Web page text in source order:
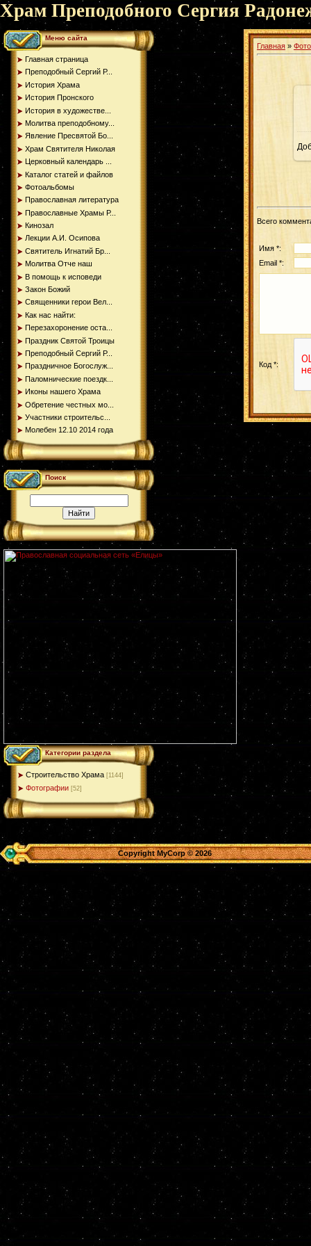
Храм Преподобного Сергия
Меню сайта
Главная страница
Преподобный Сергий Р...
История Храма
История Пронского
История в художестве...
Молитва преподобному...
Явление Пресвятой Бо...
Храм Святителя Николая
Церковный календарь ...
Каталог статей и файлов
Фотоальбомы
Православная литература
Православные Храмы Р...
Кинозал
Лекции А.И. Осипова
Святитель Игнатий Бр...
Молитва Отче наш
В помощь к исповеди
Закон Божий
Священники герои Вел...
Как нас найти:
Перезахоронение оста...
Праздник Святой Троицы
Преподобный Сергий Р...
Праздничное Богослуж...
Паломнические поездк...
Иконы нашего Храма
Обретение честных мо...
Участники строительс...
Молебен 12.10 2014 года
Поиск
Категории раздела
Строительство Храма [1144]
Фотографии [52]
Главная »
Всего
Имя *:
Email *:
Код *:
Copyright MyCorp © 2026